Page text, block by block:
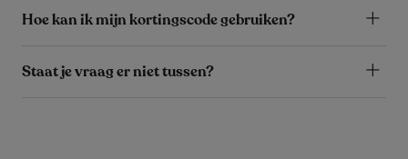
Hoe kan ik mijn kortingscode gebruiken?
Staat je vraag er niet tussen?